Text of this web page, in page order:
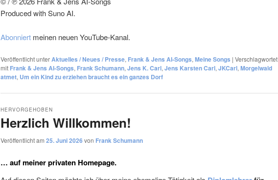
Produced with Suno AI.
Abonniert meinen neuen YouTube-Kanal.
Veröffentlicht unterAktuelles / Neues / Presse, Frank & Jens AI-Songs, Meine Songs | Verschlagwortet
mit Frank & Jens AI-Songs, Frank Schumann, Jens K. Carl, Jens Karsten Carl, JKCarl, Morgelwald
atmet, Um ein Kind zu erziehen braucht es ein ganzes Dorf
Herzlich Willkommen!
HERVORGEHOBEN
Veröffentlicht am 25. Juni 2026 von Frank Schumann
… auf meiner privaten Homepage.